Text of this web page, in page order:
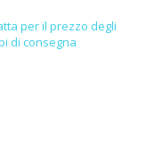
per il prezzo degli
di consegna